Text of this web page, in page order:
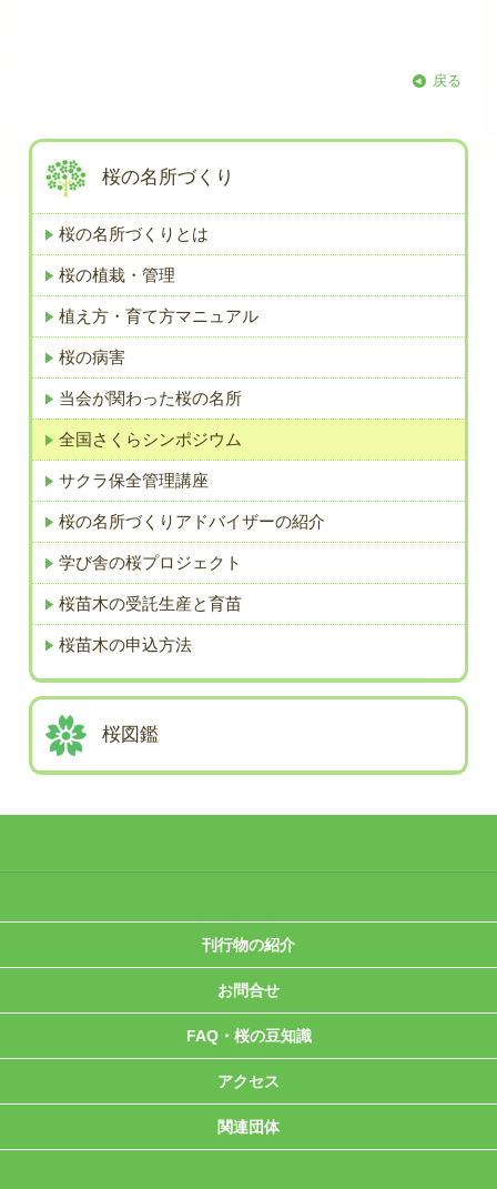
戻る
桜の名所づくり
桜の名所づくりとは
桜の植栽・管理
植え方・育て方マニュアル
桜の病害
当会が関わった桜の名所
全国さくらシンポジウム
サクラ保全管理講座
桜の名所づくりアドバイザーの紹介
学び舎の桜プロジェクト
桜苗木の受託生産と育苗
桜苗木の申込方法
桜図鑑
刊行物の紹介
お問合せ
FAQ・桜の豆知識
アクセス
関連団体